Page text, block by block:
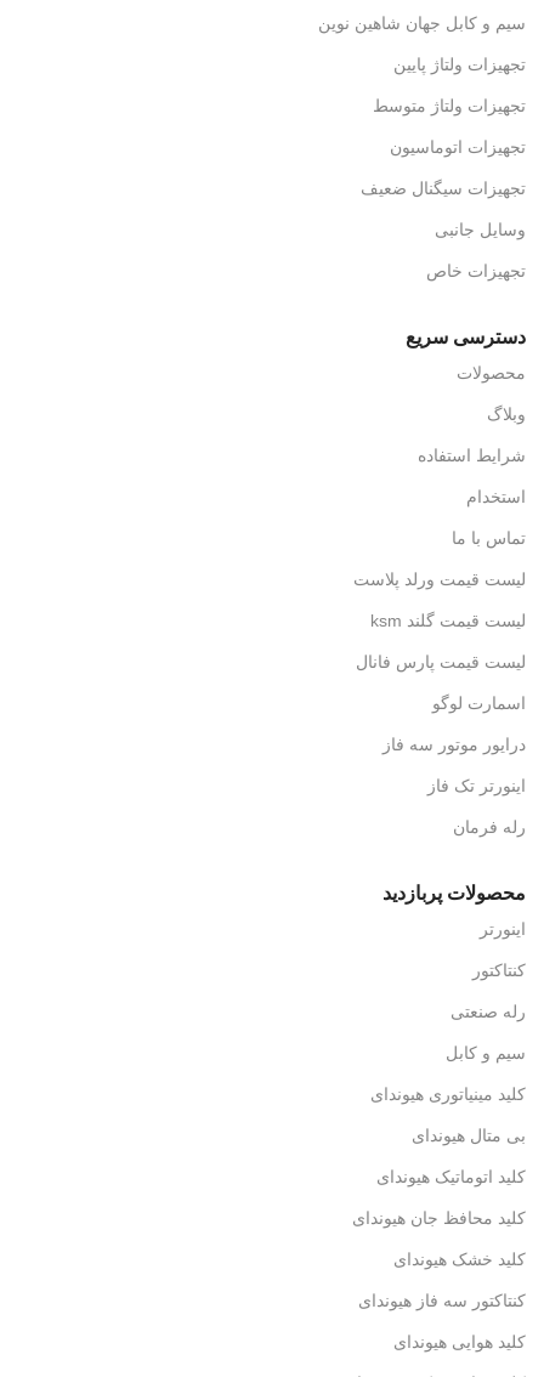
سیم و کابل جهان شاهین نوین
تجهیزات ولتاژ پایین
تجهیزات ولتاژ متوسط
تجهیزات اتوماسیون
تجهیزات سیگنال ضعیف
وسایل جانبی
تجهیزات خاص
دسترسی سریع
محصولات
وبلاگ
شرایط استفاده
استخدام
تماس با ما
لیست قیمت ورلد پلاست
لیست قیمت گلند ksm
لیست قیمت پارس فانال
اسمارت لوگو
درایور موتور سه فاز
اینورتر تک فاز
رله فرمان
محصولات پربازدید
اینورتر
کنتاکتور
رله صنعتی
سیم و کابل
کلید مینیاتوری هیوندای
بی متال هیوندای
کلید اتوماتیک هیوندای
کلید محافظ جان هیوندای
کلید خشک هیوندای
کنتاکتور سه فاز هیوندای
کلید هوایی هیوندای